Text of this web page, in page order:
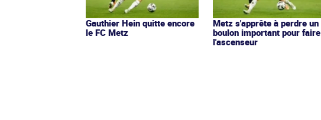
Gauthier Hein quitte encore
le FC Metz
Metz s'apprête à perdre un
boulon important pour faire
l'ascenseur